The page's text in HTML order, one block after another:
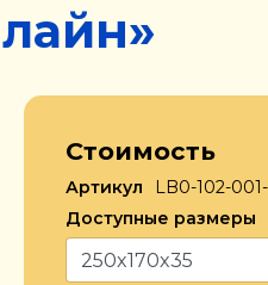
Стоимость
Артикул
LB0-102-
Доступные размеры